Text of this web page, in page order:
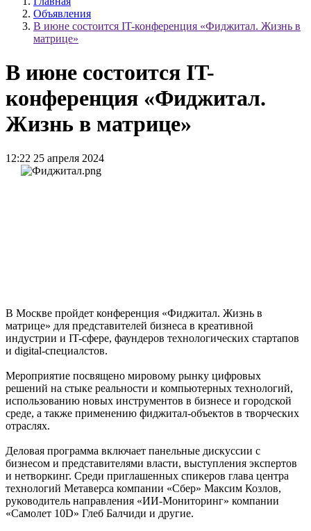
Объявления
В июне состоится IT-конференция «Фиджитал. Жизнь в
матрице»
В июне состоится IT-
конференция «Фиджитал.
Жизнь в матрице»
12:22 25 апреля 2024
В Москве пройдет конференция «Фиджитал. Жизнь в
матрице» для представителей бизнеса в креативной
индустрии и IT-сфере, фаундеров технологических стартапов
и digital-специалстов.
Мероприятие посвящено мировому рынку цифровых
решений на стыке реальности и компьютерных технологий,
использованию новых инструментов в бизнесе и городской
среде, а также применению фиджитал-объектов в творческих
отраслях.
Деловая программа включает панельные дискуссии с
бизнесом и представителями власти, выступления экспертов
и нетворкинг. Среди приглашенных спикеров глава центра
технологий Метаверса компании «Сбер» Максим Козлов,
руководитель направления «ИИ-Мониторинг» компании
«Самолет 10D» Глеб Балчиди и другие.